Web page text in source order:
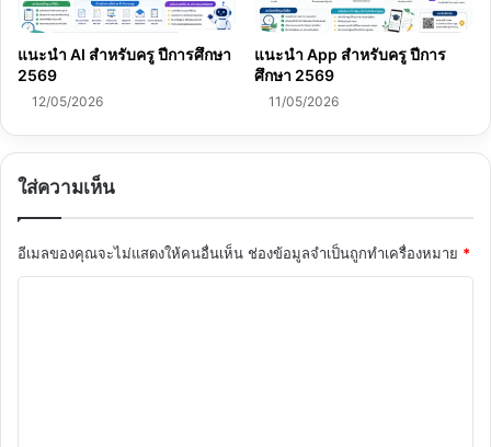
แนะนำ AI สำหรับครู ปีการศึกษา
2569
12/05/2026
แนะนำ App สำหรับครู ปีการ
ศึกษา 2569
11/05/2026
ใส่ความเห็น
อีเมลของคุณจะไม่แสดงให้คนอื่นเห็น ช่องข้อมูลจำเป็นถูกทำเครื่องหมาย *